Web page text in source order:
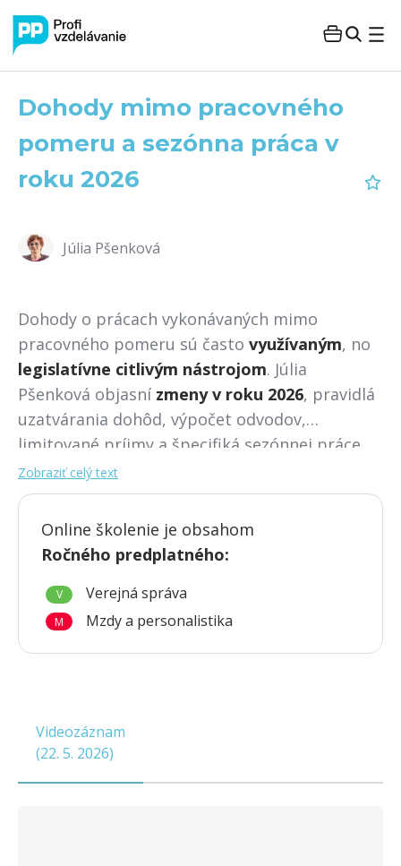
Dohody mimo pracovného
pomeru a sezónna práca v
roku 2026
Júlia Pšenková
Dohody o prácach vykonávaných mimo
pracovného pomeru sú často využívaným, no
legislatívne citlivým nástrojom. Júlia
Pšenková objasní zmeny v roku 2026, pravidlá
uzatvárania dohôd, výpočet odvodov,
limitované príjmy a špecifiká sezónnej práce.
Získatepraktický prehľad o všetkých
povinnostiach voči poisťovniama daňovému
úradu.
Zobraziť celý text
Online školenie je obsahom
Ročného predplatného:
V Verejná správa
M Mzdy a personalistika
Videozáznam
(22. 5. 2026)